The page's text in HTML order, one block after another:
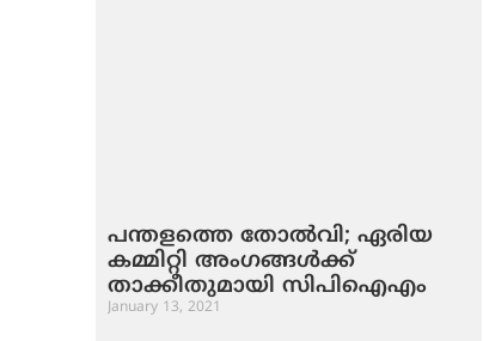
പന്തളത്തെ തോല്‍വി; ഏരിയ
കമ്മിറ്റി അംഗങ്ങള്‍ക്ക്
താക്കീതുമായി സിപിഐഎം
January 13, 2021